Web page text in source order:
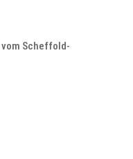
Scheffold-